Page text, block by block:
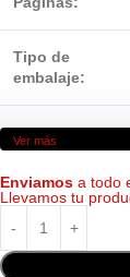
Tipo de
embalaje:
Ver más
Enviamos a todo
Llevamos tu